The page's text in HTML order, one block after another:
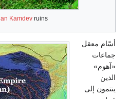
Madan Kamdevruins
أسّام معقل
جماعات
«آهوم»
الذين
ينتمون إلى